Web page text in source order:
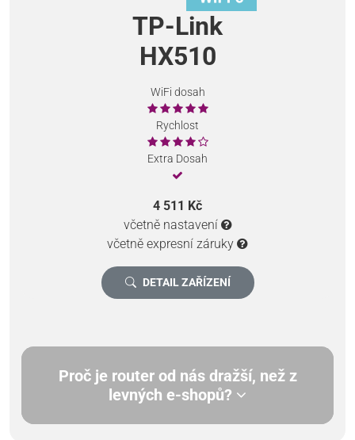
TP-Link
HX510
WiFi dosah
Rychlost
Extra Dosah
4 511 Kč
včetně nastavení
včetně expresní záruky
DETAIL ZAŘÍZENÍ
Proč je router od nás dražší, než z
levných e-shopů?